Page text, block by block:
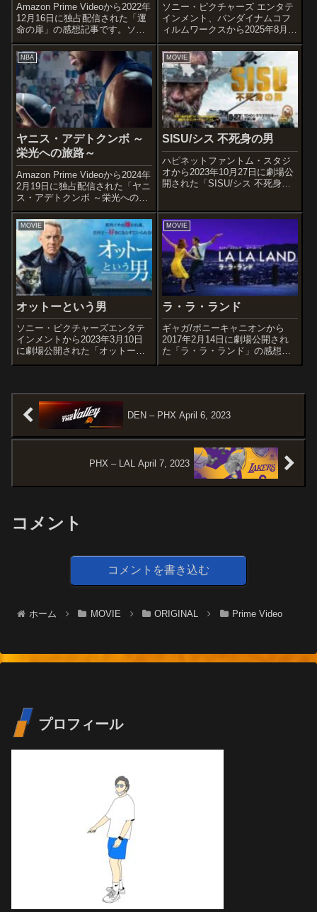
Amazon Prime Videoから2022年
12月16日に独占配信された「運
命の扉」の感想記事です。ソ連
の映画『運命の皮肉』(1975)の
リメイク作品です。オススメ度
あらすじ＆予告編愛を信じなが
ら、その本当の意味をわかって
いない２人が...
ソニー・ピクチャーズ エンタテ
インメント、バンダイナムコフ
ィルムワークスから2025年8月
15日に劇場公開された「雪風
YUKIKAZE」の感想記事です。
オススメ度あらすじ＆予告編
1942年6月、ミッドウェー島沖。
沈没目前の巡洋艦「三隈」に...
NBA
ヤニス・アデトクンボ ～
栄光への旅路～
Amazon Prime Videoから2024年
2月19日に独占配信された「ヤニ
ス・アデトクンボ ～栄光への旅
路～」の感想記事です。NBAの
ミルウォーキー・バックスに所
属する”ザ・グリーク・フリーク”
ヤニス・アデトクンボの伝記映
画です。...
MOVIE
SISU/シス 不死身の男
ハピネットファントム・スタジ
オから2023年10月27日に劇場公
開された「SISU/シス 不死身の
連に侵攻されナチスドイツに国
土を焼き尽くされたフィンラン
ド。老兵アアタミ・コルピは...
MOVIE
オットーという男
ソニー・ピクチャーズエンタテ
インメントから2023年3月10日
に劇場公開された「オットーと
いう男」の感想記事です。スウ
外国語映画賞ノミネートされた
「幸せなひとりぼっち」をト
ム・ハンク...
MOVIE
ラ・ラ・ランド
ギャガ/ポニーキャニオンから
2017年2月14日に劇場公開され
た「ラ・ラ・ランド」の感想記
事です。第74回ゴールデングロ
アカデミー賞では11部門でノミ
...
DEN – PHX April 6, 2023
PHX – LAL April 7, 2023
コメント
コメントを書き込む
ホーム MOVIE ORIGINAL Prime Video
プロフィール